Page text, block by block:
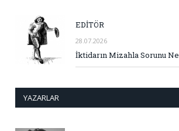
EDİTÖR
28.07.2026
İktidarın Mizahla Sorunu Ne
YAZARLAR